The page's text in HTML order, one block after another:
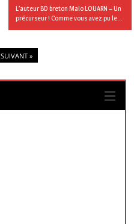
L’auteur BD breton Malo LOUARN – Un
précurseur ! Comme vous avez pu le...
SUIVANT »